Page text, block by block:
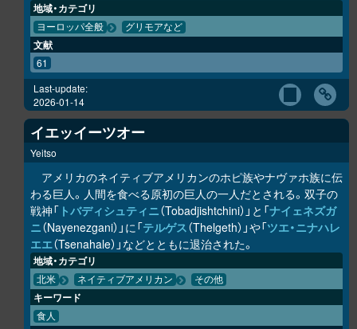
地域・カテゴリ
ヨーロッパ全般 グリモアなど
文献
61
Last-update:
2026-01-14
イエッイーツオー
Yeitso
アメリカのネイティブアメリカンのホピ族やナヴァホ族に伝
わる巨人。人間を食べる原初の巨人の一人だとされる。双子の
戦神「 トバディシュティニ（Tobadjishtchini）」と「ナイェネズガ
ニ（Nayenezgani）」に「テルゲス（Thelgeth）」や「ツエ・ニナハレ
エエ（Tsenahale）」などとともに退治された。
地域・カテゴリ
北米 ネイティブアメリカン その他
キーワード
食人